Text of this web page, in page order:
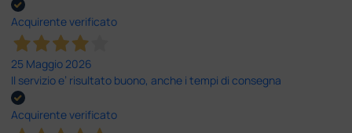
Acquirente verificato
25 Maggio 2026
Il servizio e’ risultato buono, anche i tempi di consegna
Acquirente verificato